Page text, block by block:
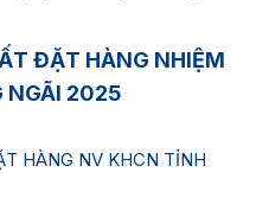
ĐẶT HÀNG NHIỆM
NGÃI 2025
HÀNG NV KHCN TỈNH